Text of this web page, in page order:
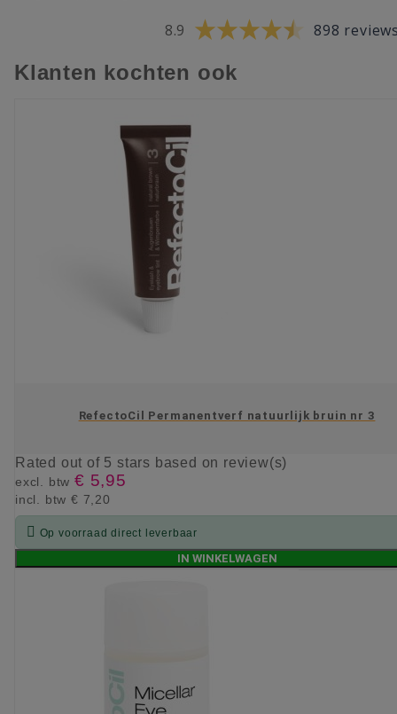
8.9 898
Klanten kochten ook
RefectoCil Permanentverf natuurlijk bruin nr 3
Rated out of 5 stars based on review(s)
excl. btw € 5,95
incl. btw € 7,20
 Op voorraad direct leverbaar
IN WINKELWAGEN